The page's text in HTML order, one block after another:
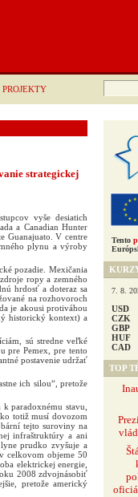
PROJEKTY
Hľadať:
strategickej
vyše desiatich
a Canadian Hunter
Guanajuato. V centre
plynu a výroby
pozadie. Mexičania
ropy a zemného
hrdosť a doteraz sa
na rozhovoroch
je akousi protiváhou
historický kontext) a
sú stredne veľké
pre Pemex, pre tento
postavenie udržať
ich silou“, pretože
paradoxnému stavu,
totiž musí dovozom
tejto suroviny na
infraštruktúry a ani
prudko zvyšuje a
celkovom objeme 50
elektrickej energie,
2008 zdvojnásobiť
pretože americký
Tento
7. 8.
USD
CZK
GBP
HUF
CAD
TOP